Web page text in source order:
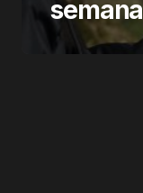
semana